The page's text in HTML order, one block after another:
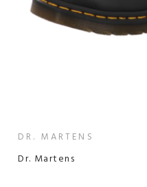
DR. MARTENS
Dr. Martens